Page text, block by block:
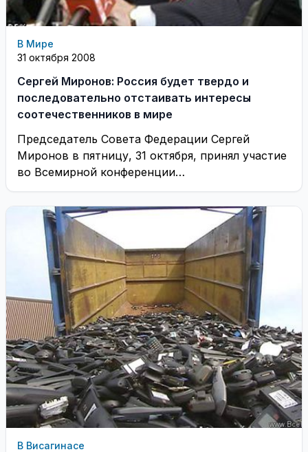
В Мире
31 октября 2008
Сергей Миронов: Россия будет твердо и
последовательно отстаивать интересы
соотечественников в мире
Председатель Совета Федерации Сергей
Миронов в пятницу, 31 октября, принял участие
во Всемирной конференции
соотечественников, проживающих за рубежом,
открывшейся сегодня ...
В Висагинасе